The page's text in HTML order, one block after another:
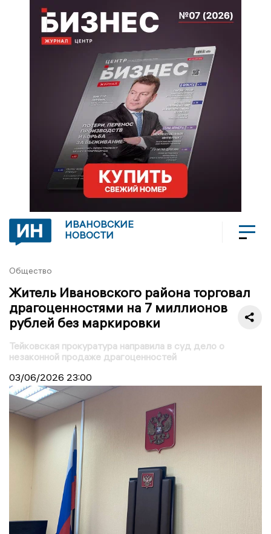
ИВАНОВСКИЕ
НОВОСТИ
Общество
Житель Ивановского района торговал
драгоценностями на 7 миллионов
рублей без маркировки
Тейковская прокуратура направила в суд дело о
незаконной продаже драгоценностей
03/06/2026 23:00